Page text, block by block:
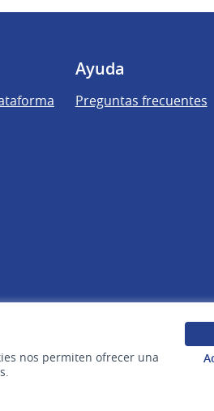
nos permiten ofrecer una
Ayuda
Preguntas frecuentes